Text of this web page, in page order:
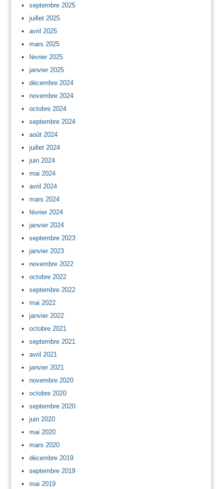
septembre 2025
juillet 2025
avril 2025
mars 2025
février 2025
janvier 2025
décembre 2024
novembre 2024
octobre 2024
septembre 2024
août 2024
juillet 2024
juin 2024
mai 2024
avril 2024
mars 2024
février 2024
janvier 2024
septembre 2023
janvier 2023
novembre 2022
octobre 2022
septembre 2022
mai 2022
janvier 2022
octobre 2021
septembre 2021
avril 2021
janvier 2021
novembre 2020
octobre 2020
septembre 2020
juin 2020
mai 2020
mars 2020
décembre 2019
septembre 2019
mai 2019